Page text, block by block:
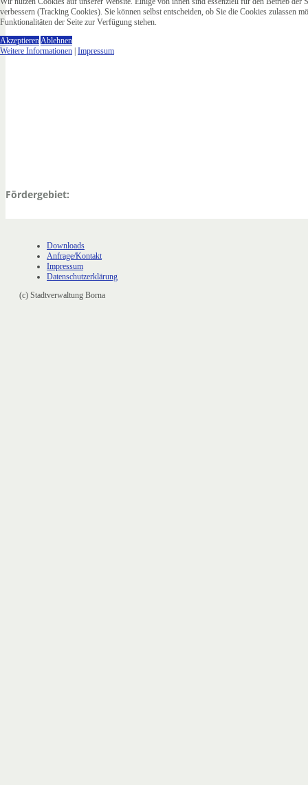
Fördergebiet:
Downloads
Anfrage/Kontakt
Impressum
Datenschutzerklärung
(c) Stadtverwaltung Borna
verbessern (Tracking Cookies). Sie können selbst entscheiden, ob Sie die Cookies zulassen
Funktionalitäten der Seite zur Verfügung stehen.
AkzeptierenAblehnen
Weitere Informationen Impressum